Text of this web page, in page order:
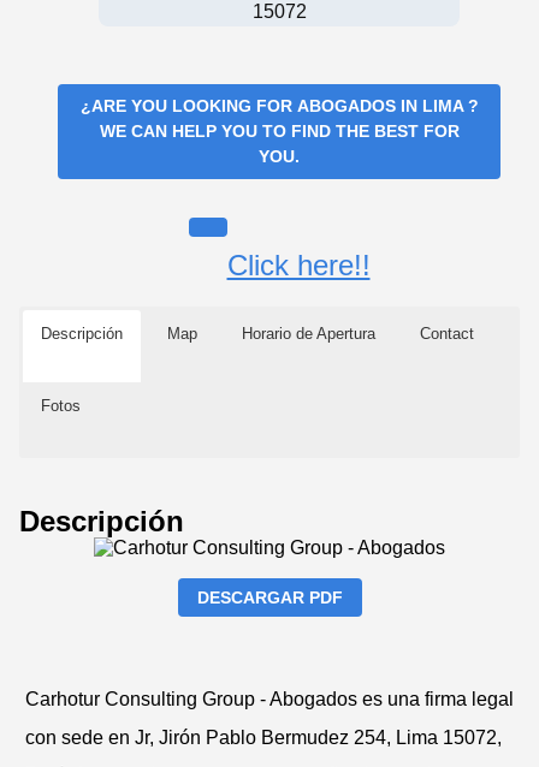
15072
¿ARE YOU LOOKING FOR ABOGADOS IN LIMA?
WE CAN HELP YOU TO FIND THE BEST FOR
YOU.
Click here!!
Descripción Map Horario de Apertura Contact
Fotos
Descripción
DESCARGAR PDF
Carhotur Consulting Group - Abogados es una firma legal
con sede en Jr, Jirón Pablo Bermudez 254, Lima 15072,